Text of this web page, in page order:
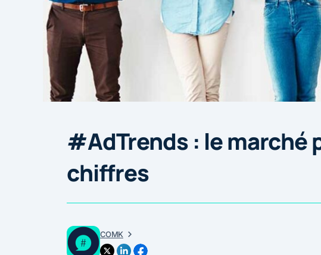
#AdTrends : le marché
chiffres
COMK